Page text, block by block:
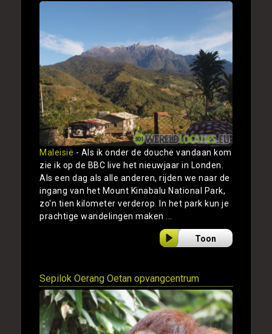
Maleisië - Als ik onder de douche vandaan kom
zie ik op de BBC live het nieuwjaar in Londen.
Als een dag als alle anderen, rijden we naar de
ingang van het Mount Kinabalu National Park,
zo'n tien kilometer verderop. In het park kun je
prachtige wandelingen maken ...
Toon
Sepilok Oerang Oetan opvangcentrum